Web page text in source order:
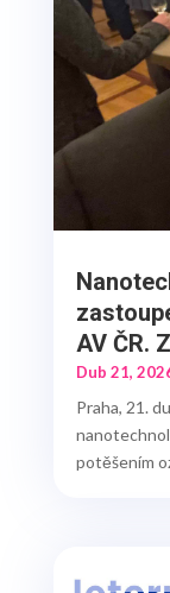
AV ČR.
Dub 21,
Praha, 21.
potěšením